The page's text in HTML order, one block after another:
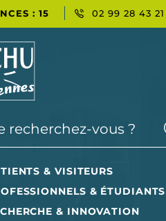
: 15 02 99 28 43 21
recherchez-vous ?
& VISITEURS
& ÉTUDIANTS
& INNOVATION